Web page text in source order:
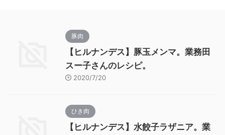
豚肉
【ヒルナンデス】豚玉メンマ。業務田
スー子さんのレシピ。
2020/7/20
ひき肉
【ヒルナンデス】水餃子ラザニア。業